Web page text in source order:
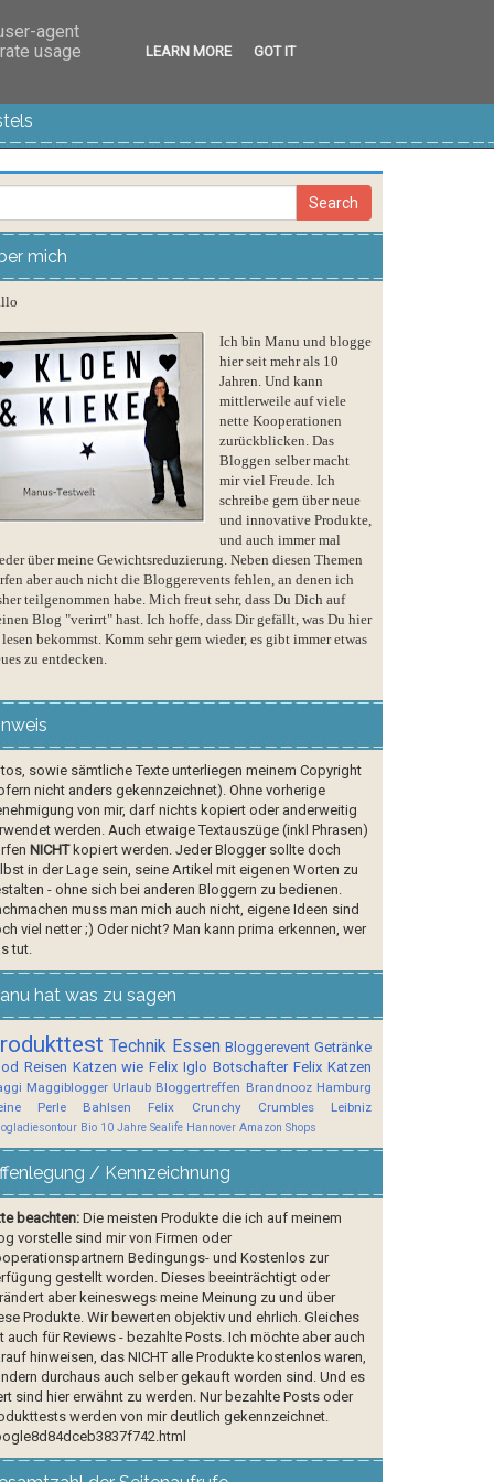
mich
Ich bin Manu und blogge
hier seit mehr als 10
Jahren. Und kann
mittlerweile auf viele
nette Kooperationen
zurückblicken. Das
Bloggen selber macht
mir viel Freude. Ich
schreibe gern über neue
und innovative Produkte,
und auch immer mal
über meine Gewichtsreduzierung. Neben diesen Themen
aber auch nicht die Bloggerevents fehlen, an denen ich
teilgenommen habe. Mich freut sehr, dass Du Dich auf
Blog "verirrt" hast. Ich hoffe, dass Dir gefällt, was Du hier
bekommst. Komm sehr gern wieder, es gibt immer etwas
zu entdecken.
sowie sämtliche Texte unterliegen meinem Copyright
nicht anders gekennzeichnet). Ohne vorherige
von mir, darf nichts kopiert oder anderweitig
werden. Auch etwaige Textauszüge (inkl Phrasen)
NICHTkopiert werden. Jeder Blogger sollte doch
in der Lage sein, seine Artikel mit eigenen Worten zu
- ohne sich bei anderen Bloggern zu bedienen.
muss man mich auch nicht, eigene Ideen sind
viel netter ;) Oder nicht? Man kann prima erkennen, wer
tut.
hat was zu sagen
Technik Essen Bloggerevent Getränke
Reisen Katzen wie Felix Iglo Botschafter Felix Katzen
Maggiblogger Urlaub Bloggertreffen Brandnooz Hamburg
Perle
Bahlsen Felix Crunchy Crumbles Leibniz
Bio 10 Jahre Sealife Hannover Amazon Shops
/ Kennzeichnung
beachten:Die meisten Produkte die ich auf meinem
vorstelle sind mir von Firmen oder
Bedingungs- und Kostenlos zur
gestellt worden. Dieses beeinträchtigt oder
aber keineswegs meine Meinung zu und über
Produkte. Wir bewerten objektiv und ehrlich. Gleiches
auch für Reviews - bezahlte Posts. Ich möchte aber auch
hinweisen, das NICHT alle Produkte kostenlos waren,
durchaus auch selber gekauft worden sind. Und es
sind hier erwähnt zu werden. Nur bezahlte Posts oder
werden von mir deutlich gekennzeichnet.
agent
usage
LEARN MORE GOT IT